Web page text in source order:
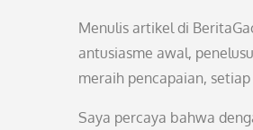
Menulis artikel di
antusiasme awal,
meraih pencapaian,
Saya percaya bahwa